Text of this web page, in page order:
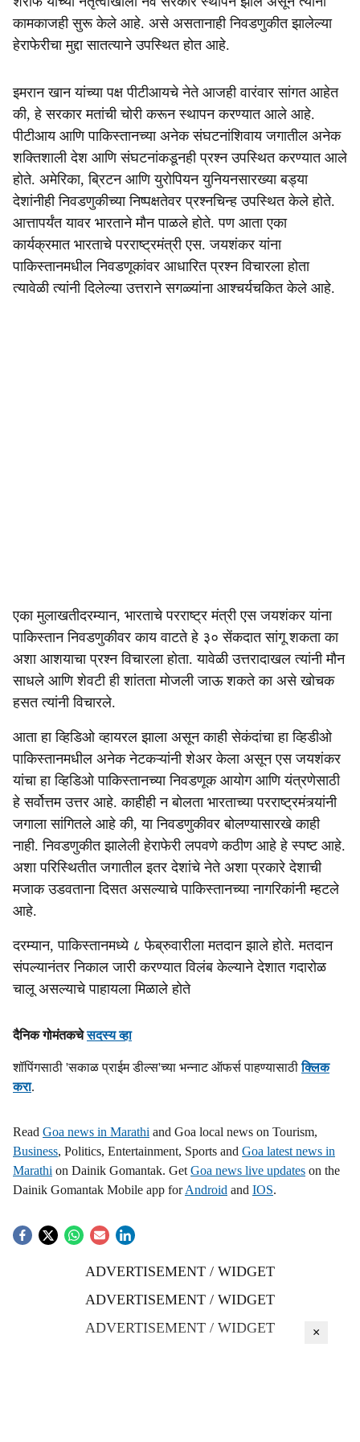
कामकाजही सुरू केले आहे. असे असतानाही निवडणुकीत झालेल्या
हेराफेरीचा मुद्दा सातत्याने उपस्थित होत आहे.
इमरान खान यांच्या पक्ष पीटीआयचे नेते आजही वारंवार सांगत आहेत
की, हे सरकार मतांची चोरी करून स्थापन करण्यात आले आहे.
पीटीआय आणि पाकिस्तानच्या अनेक संघटनांशिवाय जगातील अनेक
शक्तिशाली देश आणि संघटनांकडूनही प्रश्न उपस्थित करण्यात आले
होते. अमेरिका, ब्रिटन आणि युरोपियन युनियनसारख्या बड्या
देशांनीही निवडणुकीच्या निष्पक्षतेवर प्रश्नचिन्ह उपस्थित केले होते.
आत्तापर्यंत यावर भारताने मौन पाळले होते. पण आता एका
कार्यक्रमात भारताचे परराष्ट्रमंत्री एस. जयशंकर यांना
पाकिस्तानमधील निवडणूकांवर आधारित प्रश्न विचारला होता
त्यावेळी त्यांनी दिलेल्या उत्तराने सगळ्यांना आश्चर्यचकित केले आहे.
एका मुलाखतीदरम्यान, भारताचे परराष्ट्र मंत्री एस जयशंकर यांना
पाकिस्तान निवडणुकीवर काय वाटते हे ३० सेंकदात सांगू शकता का
अशा आशयाचा प्रश्न विचारला होता. यावेळी उत्तरादाखल त्यांनी मौन
साधले आणि शेवटी ही शांतता मोजली जाऊ शकते का असे खोचक
हसत त्यांनी विचारले.
आता हा व्हिडिओ व्हायरल झाला असून काही सेकंदांचा हा व्हिडीओ
पाकिस्तानमधील अनेक नेटकऱ्यांनी शेअर केला असून एस जयशंकर
यांचा हा व्हिडिओ पाकिस्तानच्या निवडणूक आयोग आणि यंत्रणेसाठी
हे सर्वोत्तम उत्तर आहे. काहीही न बोलता भारताच्या परराष्ट्रमंत्र्यांनी
जगाला सांगितले आहे की, या निवडणुकीवर बोलण्यासारखे काही
नाही. निवडणुकीत झालेली हेराफेरी लपवणे कठीण आहे हे स्पष्ट आहे.
अशा परिस्थितीत जगातील इतर देशांचे नेते अशा प्रकारे देशाची
मजाक उडवताना दिसत असल्याचे पाकिस्तानच्या नागरिकांनी म्हटले
आहे.
दरम्यान, पाकिस्तानमध्ये ८ फेब्रुवारीला मतदान झाले होते. मतदान
संपल्यानंतर निकाल जारी करण्यात विलंब केल्याने देशात गदारोळ
चालू असल्याचे पाहायला मिळाले होते
दैनिक गोमंतकचेसदस्य व्हा
शॉपिंगसाठी 'सकाळ प्राईम डील्स'च्या भन्नाट ऑफर्स पाहण्यासाठीक्लिक
करा.
Read Goa news in Marathi and Goa local news on Tourism,
Business, Politics, Entertainment, Sports and Goa latest news in
Marathi on Dainik Gomantak. Get Goa news live updates on the
Dainik Gomantak Mobile app forAndroid and IOS.
ADVERTISEMENT / WIDGET
ADVERTISEMENT / WIDGET
ADVERTISEMENT / WIDGET
×